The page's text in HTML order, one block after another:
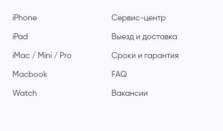
iPhone
iPad
iMac / Mini / Pro
Macbook
Watch
Сервис-центр
Выезд и доставка
Сроки и гарантия
FAQ
Вакансии